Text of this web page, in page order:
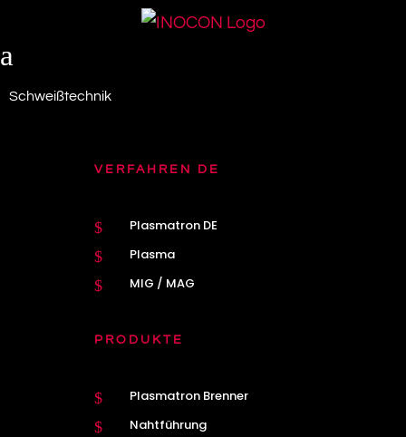
a
Schweißtechnik
VERFAHREN DE
$ Plasmatron DE
$ Plasma
$ MIG / MAG
PRODUKTE
$ Plasmatron Brenner
$ Nahtführung